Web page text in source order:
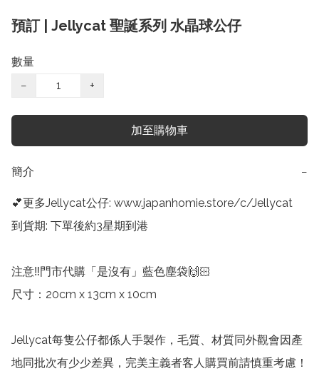
預訂 | Jellycat 聖誕系列 水晶球公仔
數量
−
+
加至購物車
簡介 −
💕更多Jellycat公仔: www.japanhomie.store/c/Jellycat
到貨期: 下單後約3星期到港
注意‼️門市代購「是沒有」藍色塵袋🙌🏻
尺寸：20cm x 13cm x 10cm
Jellycat每隻公仔都係人手製作，毛質、材質同外觀會因產
地同批次有少少差異，完美主義者客人購買前請慎重考慮！